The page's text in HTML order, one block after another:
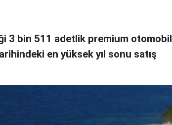
3 bin 511 adetlik premium otomobil
en yüksek yıl sonu satış